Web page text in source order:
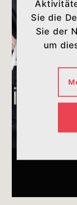
Sie die
Sie der
um